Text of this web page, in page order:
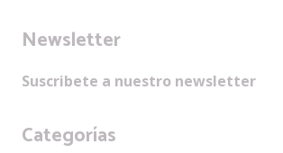
Newsletter
Suscribete a nuestro newsletter
Categorías